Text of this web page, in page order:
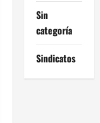
Sin
categoría
Sindicatos